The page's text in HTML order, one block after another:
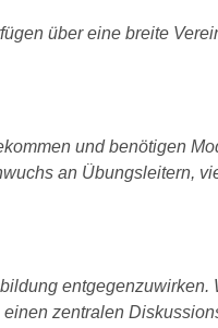
über eine breite
und benötigen
an Übungsleitern,
zentralen